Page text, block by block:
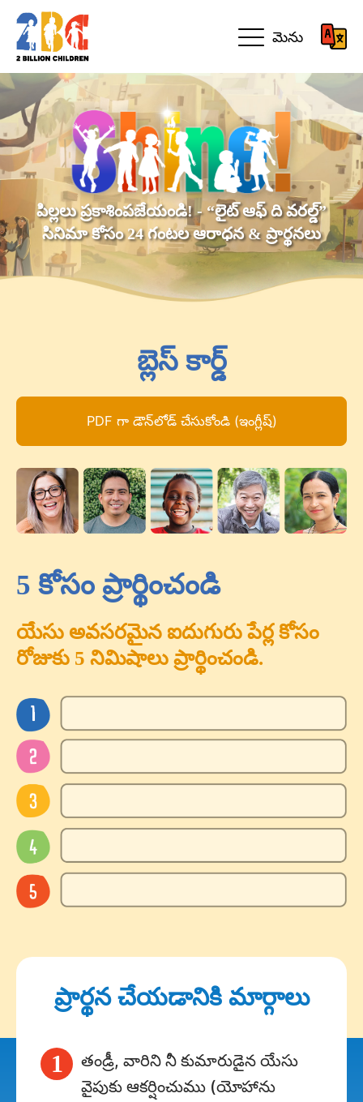
మెను
పిల్లలు ప్రకాశింపజేయండి! - “లైట్ ఆఫ్ ది వరల్డ్”
సినిమా కోసం 24 గంటల ఆరాధన & ప్రార్థనలు
బ్లెస్ కార్డ్
PDF గా డౌన్‌లోడ్ చేసుకోండి (ఇంగ్లీష్)
5 కోసం ప్రార్థించండి
యేసు అవసరమైన ఐదుగురు పేర్ల కోసం
రోజుకు 5 నిమిషాలు ప్రార్థించండి.
ప్రార్థన చేయడానికి మార్గాలు
1
తండ్రీ, వారిని నీ కుమారుడైన యేసు
వైపుకు ఆకర్షించుము (యోహాను